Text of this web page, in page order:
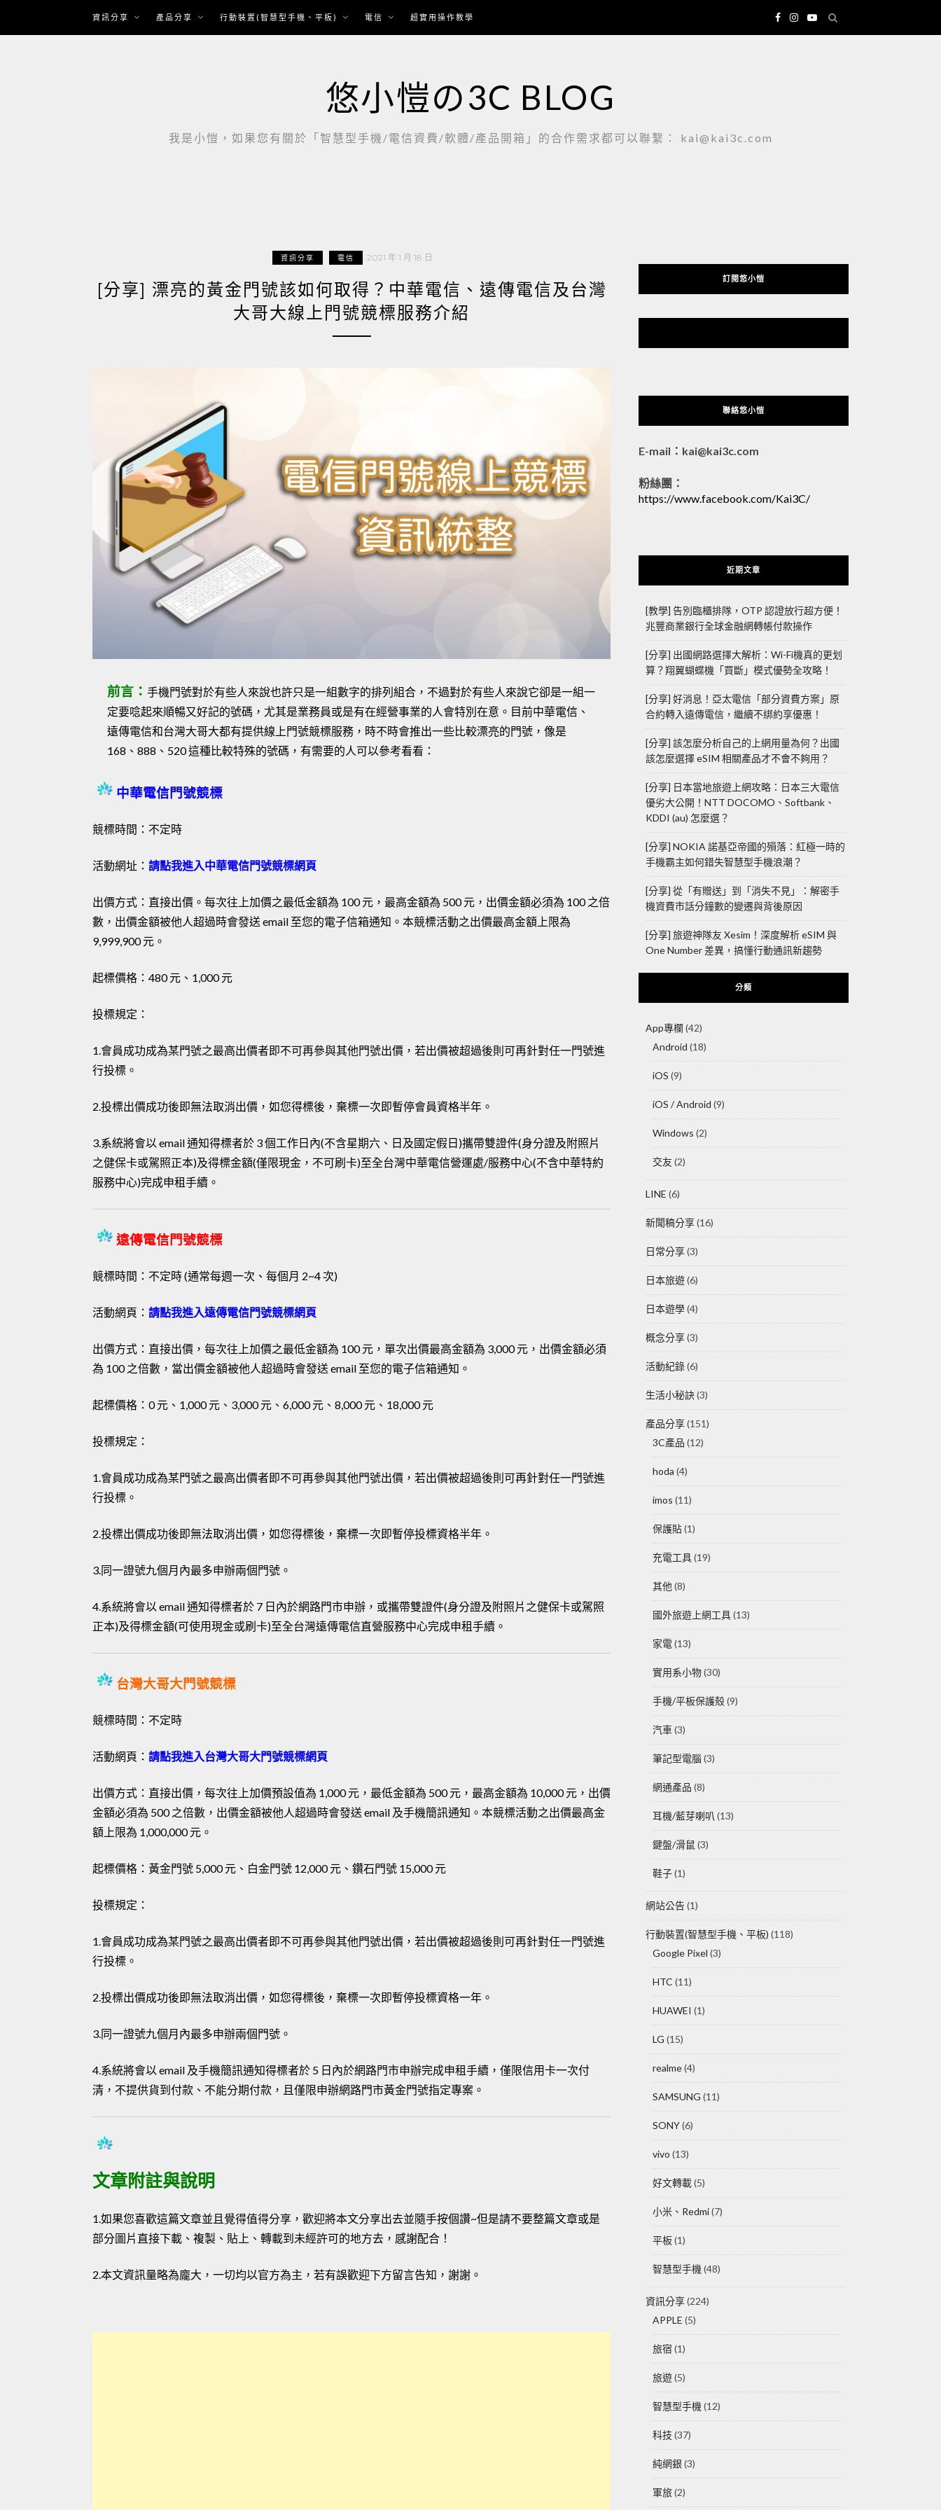
content
資訊分享 產品分享 行動裝置(智慧型手機、平板) 電信 超實用操作教學
悠小愷の3C BLOG
我是小愷，如果您有關於「智慧型手機/電信資費/軟體/產品開箱」的合作需求都可以聯繫： kai@kai3c.com
資訊分享 電信 2021 年 1 月 18 日
[分享] 漂亮的黃金門號該如何取得？中華電信、遠傳電信及台灣
大哥大線上門號競標服務介紹
前言： 手機門號對於有些人來說也許只是一組數字的排列組合，不過對於有些人來說它卻是一組一
定要唸起來順暢又好記的號碼，尤其是業務員或是有在經營事業的人會特別在意。目前中華電信、
遠傳電信和台灣大哥大都有提供線上門號競標服務，時不時會推出一些比較漂亮的門號，像是
168、888、520 這種比較特殊的號碼，有需要的人可以參考看看：
中華電信門號競標
競標時間：不定時
活動網址： 請點我進入中華電信門號競標網頁
出價方式：直接出價。每次往上加價之最低金額為 100 元，最高金額為 500 元，出價金額必須為 100 之倍
數，出價金額被他人超過時會發送 email 至您的電子信箱通知。本競標活動之出價最高金額上限為
9,999,900 元。
起標價格：480 元、1,000 元
投標規定：
1.會員成功成為某門號之最高出價者即不可再參與其他門號出價，若出價被超過後則可再針對任一門號進
行投標。
2.投標出價成功後即無法取消出價，如您得標後，棄標一次即暫停會員資格半年。
3.系統將會以 email 通知得標者於 3 個工作日內(不含星期六、日及國定假日)攜帶雙證件(身分證及附照片
之健保卡或駕照正本)及得標金額(僅限現金，不可刷卡)至全台灣中華電信營運處/服務中心(不含中華特約
服務中心)完成申租手續。
遠傳電信門號競標
競標時間：不定時 (通常每週一次、每個月 2~4 次)
活動網頁： 請點我進入遠傳電信門號競標網頁
出價方式：直接出價，每次往上加價之最低金額為 100 元，單次出價最高金額為 3,000 元，出價金額必須
為 100 之倍數，當出價金額被他人超過時會發送 email 至您的電子信箱通知。
起標價格：0 元、1,000 元、3,000 元、6,000 元、8,000 元、18,000 元
投標規定：
1.會員成功成為某門號之最高出價者即不可再參與其他門號出價，若出價被超過後則可再針對任一門號進
行投標。
2.投標出價成功後即無法取消出價，如您得標後，棄標一次即暫停投標資格半年。
3.同一證號九個月內最多申辦兩個門號。
4.系統將會以 email 通知得標者於 7 日內於網路門市申辦，或攜帶雙證件(身分證及附照片之健保卡或駕照
正本)及得標金額(可使用現金或刷卡)至全台灣遠傳電信直營服務中心完成申租手續。
台灣大哥大門號競標
競標時間：不定時
活動網頁： 請點我進入台灣大哥大門號競標網頁
出價方式：直接出價，每次往上加價預設值為 1,000 元，最低金額為 500 元，最高金額為 10,000 元，出價
金額必須為 500 之倍數，出價金額被他人超過時會發送 email 及手機簡訊通知。本競標活動之出價最高金
額上限為 1,000,000 元。
起標價格：黃金門號 5,000 元、白金門號 12,000 元、鑽石門號 15,000 元
投標規定：
1.會員成功成為某門號之最高出價者即不可再參與其他門號出價，若出價被超過後則可再針對任一門號進
行投標。
2.投標出價成功後即無法取消出價，如您得標後，棄標一次即暫停投標資格一年。
3.同一證號九個月內最多申辦兩個門號。
4.系統將會以 email 及手機簡訊通知得標者於 5 日內於網路門市申辦完成申租手續，僅限信用卡一次付
清，不提供貨到付款、不能分期付款，且僅限申辦網路門市黃金門號指定專案。
文章附註與說明
1.如果您喜歡這篇文章並且覺得值得分享，歡迎將本文分享出去並隨手按個讚~但是請不要整篇文章或是
部分圖片直接下載、複製、貼上、轉載到未經許可的地方去，感謝配合！
2.本文資訊量略為龐大，一切均以官方為主，若有誤歡迎下方留言告知，謝謝。
訂閱悠小愷
聯絡悠小愷
E-mail：kai@kai3c.com
粉絲團：
https://www.facebook.com/Kai3C/
近期文章
[教學] 告別臨櫃排隊，OTP 認證放行超方便！
兆豐商業銀行全球金融網轉帳付款操作
[分享] 出國網路選擇大解析：Wi-Fi機真的更划
算？翔翼蝴蝶機「買斷」模式優勢全攻略！
[分享] 好消息！亞太電信「部分資費方案」原
合約轉入遠傳電信，繼續不綁約享優惠！
[分享] 該怎麼分析自己的上網用量為何？出國
該怎麼選擇 eSIM 相關產品才不會不夠用？
[分享] 日本當地旅遊上網攻略：日本三大電信
優劣大公開！NTT DOCOMO、Softbank、
KDDI (au) 怎麼選？
[分享] NOKIA 諾基亞帝國的殞落：紅極一時的
手機霸主如何錯失智慧型手機浪潮？
[分享] 從「有贈送」到「消失不見」：解密手
機資費市話分鐘數的變遷與背後原因
[分享] 旅遊神隊友 Xesim！深度解析 eSIM 與
One Number 差異，搞懂行動通訊新趨勢
分類
App專欄 (42)
Android (18)
iOS (9)
iOS / Android (9)
Windows (2)
交友 (2)
LINE (6)
新聞稿分享(16)
日常分享(3)
日本旅遊(6)
日本遊學(4)
概念分享(3)
活動紀錄(6)
生活小秘訣(3)
產品分享(151)
3C產品 (12)
hoda (4)
imos (11)
保護貼(1)
充電工具(19)
其他 (8)
國外旅遊上網工具(13)
家電 (13)
實用系小物(30)
手機/平板保護殼(9)
汽車 (3)
筆記型電腦(3)
網通產品 (8)
耳機/藍芽喇叭 (13)
鍵盤/滑鼠 (3)
鞋子(1)
網站公告(1)
行動裝置(智慧型手機、平板) (118)
Google Pixel (3)
HTC (11)
HUAWEI (1)
LG (15)
realme(4)
SAMSUNG (11)
SONY(6)
vivo (13)
好文轉載(5)
小米、Redmi(7)
平板(1)
智慧型手機 (48)
資訊分享(224)
APPLE (5)
旅宿 (1)
旅遊(5)
智慧型手機 (12)
科技 (37)
純網銀 (3)
軍旅(2)